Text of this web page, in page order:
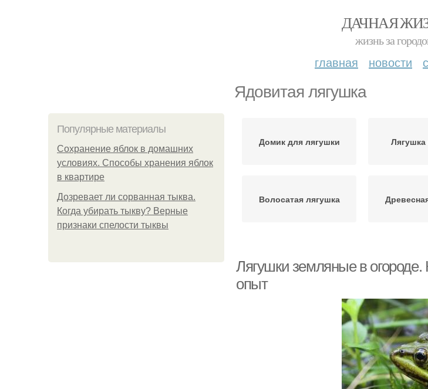
ДАЧНАЯ
жизнь за
главная новости
Ядовитая лягушка
Популярные материалы
Сохранение яблок в домашних
условиях. Способы хранения яблок
в квартире
Дозревает ли сорванная тыква.
Когда убирать тыкву? Верные
признаки спелости тыквы
Домик для лягушки
Волосатая лягушка
Лягушки земляные в
опыт